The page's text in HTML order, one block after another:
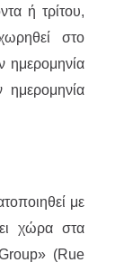
ή τρίτου,
στο
ημερομηνία
ημερομηνία
με
χώρα στα
(Rue